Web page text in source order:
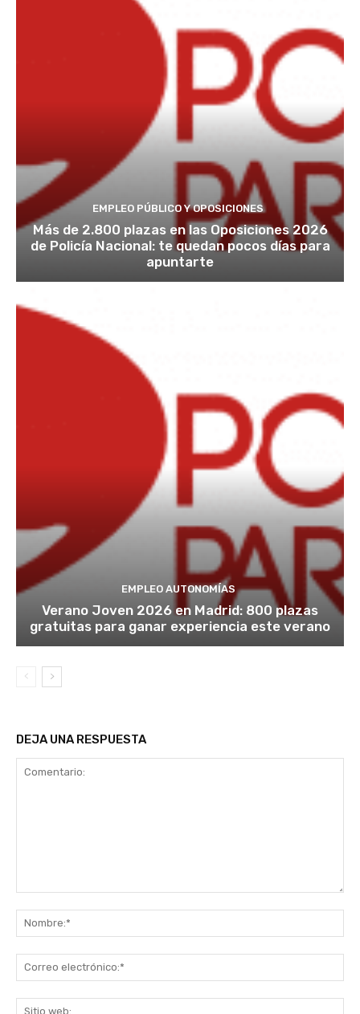
EMPLEO PÚBLICO Y OPOSICIONES
Más de 2.800 plazas en las Oposiciones 2026
de Policía Nacional: te quedan pocos días para
apuntarte
EMPLEO AUTONOMÍAS
Verano Joven 2026 en Madrid: 800 plazas
gratuitas para ganar experiencia este verano
DEJA UNA RESPUESTA